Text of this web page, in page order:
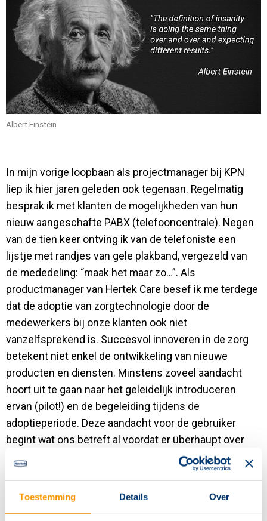
Toestemming Details Over
Albert Einstein
In mijn vorige loopbaan als projectmanager bij KPN
liep ik hier jaren geleden ook tegenaan. Regelmatig
besprak ik met klanten de mogelijkheden van hun
nieuw aangeschafte PABX (telefooncentrale). Negen
van de tien keer ontving ik van de telefoniste een
lijstje met randjes van gele plakband, vergezeld van
de mededeling: “maak het maar zo…”. Als
productmanager van Hertek Care besef ik me terdege
dat de adoptie van zorgtechnologie door de
medewerkers bij onze klanten ook niet
vanzelfsprekend is. Succesvol innoveren in de zorg
betekent niet enkel de ontwikkeling van nieuwe
producten en diensten. Minstens zoveel aandacht
hoort uit te gaan naar het geleidelijk introduceren
ervan (pilot!) en de begeleiding tijdens de
adoptieperiode. Deze aandacht voor de gebruiker
begint wat ons betreft al voordat er überhaupt over
technische aspecten is nagedacht of een offerte is